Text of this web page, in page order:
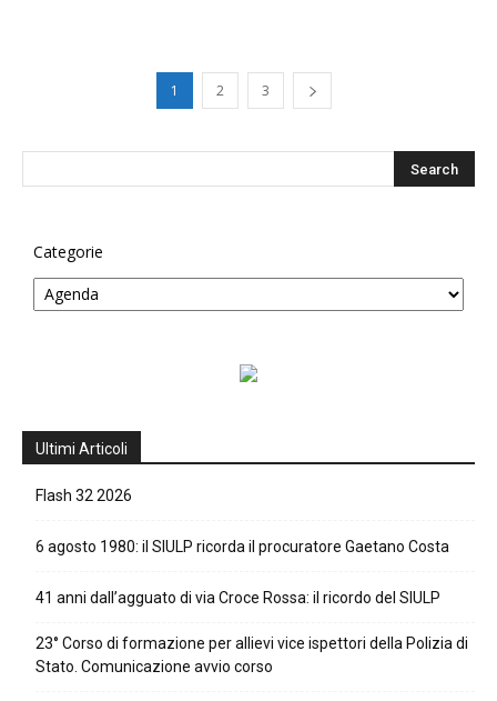
1 2 3
Categorie
Ultimi Articoli
Flash 32 2026
6 agosto 1980: il SIULP ricorda il procuratore Gaetano Costa
41 anni dall’agguato di via Croce Rossa: il ricordo del SIULP
23° Corso di formazione per allievi vice ispettori della Polizia di
Stato. Comunicazione avvio corso